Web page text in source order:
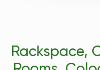
Rackspace,